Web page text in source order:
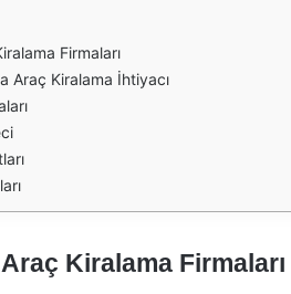
Firmaları
Araç Kiralama İhtiyacı
Kiralama Firmaları